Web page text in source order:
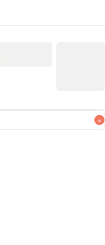
+
。なるべくお早めにお召